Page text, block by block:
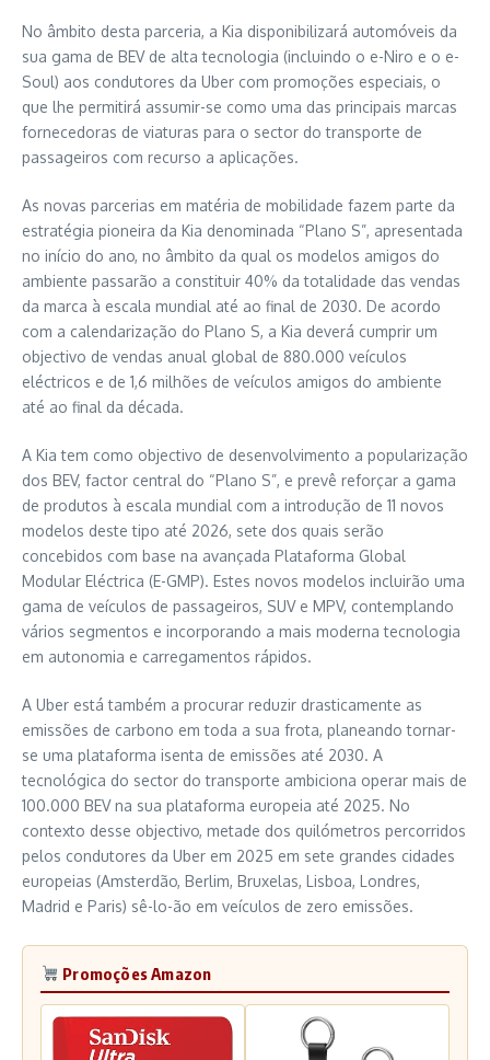
No âmbito desta parceria, a Kia disponibilizará automóveis da
sua gama de BEV de alta tecnologia (incluindo o e-Niro e o e-
Soul) aos condutores da Uber com promoções especiais, o
que lhe permitirá assumir-se como uma das principais marcas
fornecedoras de viaturas para o sector do transporte de
passageiros com recurso a aplicações.
As novas parcerias em matéria de mobilidade fazem parte da
estratégia pioneira da Kia denominada “Plano S”, apresentada
no início do ano, no âmbito da qual os modelos amigos do
ambiente passarão a constituir 40% da totalidade das vendas
da marca à escala mundial até ao final de 2030. De acordo
com a calendarização do Plano S, a Kia deverá cumprir um
objectivo de vendas anual global de 880.000 veículos
eléctricos e de 1,6 milhões de veículos amigos do ambiente
até ao final da década.
A Kia tem como objectivo de desenvolvimento a popularização
dos BEV, factor central do “Plano S”, e prevê reforçar a gama
de produtos à escala mundial com a introdução de 11 novos
modelos deste tipo até 2026, sete dos quais serão
concebidos com base na avançada Plataforma Global
Modular Eléctrica (E-GMP). Estes novos modelos incluirão uma
gama de veículos de passageiros, SUV e MPV, contemplando
vários segmentos e incorporando a mais moderna tecnologia
em autonomia e carregamentos rápidos.
A Uber está também a procurar reduzir drasticamente as
emissões de carbono em toda a sua frota, planeando tornar-
se uma plataforma isenta de emissões até 2030. A
tecnológica do sector do transporte ambiciona operar mais de
100.000 BEV na sua plataforma europeia até 2025. No
contexto desse objectivo, metade dos quilómetros percorridos
pelos condutores da Uber em 2025 em sete grandes cidades
europeias (Amsterdão, Berlim, Bruxelas, Lisboa, Londres,
Madrid e Paris) sê-lo-ão em veículos de zero emissões.
Promoções Amazon